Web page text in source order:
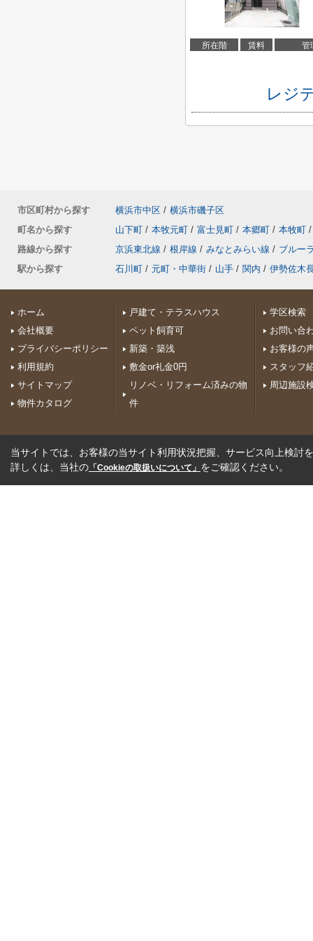
所在階 賃料 管
レジ
市区町村から探す 横浜市中区 / 横浜市磯子区
町名から探す
山下町 / 本牧元町 / 富士見町 / 本郷町 / 本牧町 /
路線から探す
京浜東北線 / 根岸線 / みなとみらい線 / ブルー
駅から探す
石川町 / 元町・中華街 / 山手 / 関内 / 伊勢佐木
ホーム
会社概要
プライバシーポリシー
利用規約
サイトマップ
物件カタログ
戸建て・テラスハウス
ペット飼育可
新築・築浅
敷金or礼金0円
リノベ・リフォーム済みの物
件
学区検索
お問い合
お客様の
スタッフ
周辺施設
当サイトでは、お客様の当サイト利用状況把握、サービス向上検討
詳しくは、当社の 「Cookieの取扱いについて」 をご確認ください。